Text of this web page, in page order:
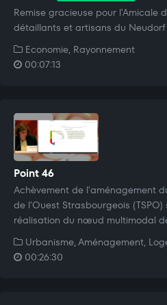
Remise gracieuse pour l'Amicale
détaillants et artisans du Neudorf
Economie, Rayonnement
00:07:13
Point 46
Achèvement de l'aménagement
de l'Ouest Strasbourgeois
réalisation du nœud multimodal
Urbanisme, Aménagement,
00:26:30